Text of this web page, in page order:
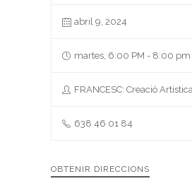
abril 9, 2024
martes, 6:00 PM - 8:00 pm
FRANCESC: Creació
638 46 01 84
OBTENIR DIRECCIONS